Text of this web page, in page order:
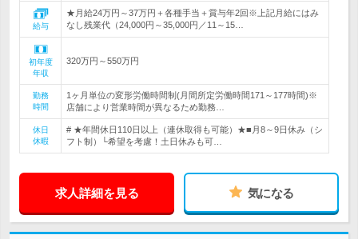
給与
★月給24万円～37万円＋各種手当＋賞与年2回※上記月給にはみ
なし残業代（24,000円～35,000円／11～15…
初年度
年収
320万円～550万円
勤務
時間
1ヶ月単位の変形労働時間制(月間所定労働時間171～177時間)※
店舗により営業時間が異なるため勤務…
休日
休暇
# ★年間休日110日以上（連休取得も可能）★■月8～9日休み（シ
フト制）└希望を考慮！土日休みも可…
求人詳細を見る 気になる